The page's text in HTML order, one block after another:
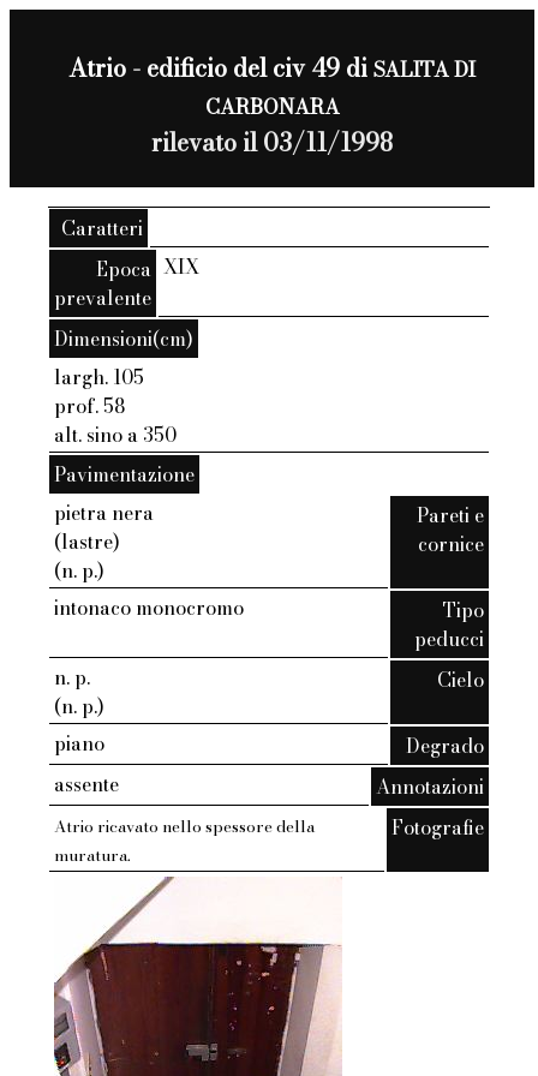
Atrio - edificio del civ 49 diSALITA DI
CARBONARA
rilevato il 03/11/1998
Caratteri
Epoca
prevalente
XIX
Dimensioni(cm)
largh. 105
prof. 58
alt. sino a 350
Pavimentazione
pietra nera
(lastre)
(n. p.)
Pareti e
cornice
intonaco monocromo
Tipo
peducci
n. p.
(n. p.)
Cielo
piano
Degrado
assente
Annotazioni
Atrio ricavato nello spessore della
muratura.
Fotografie